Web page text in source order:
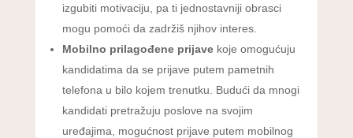
izgubiti motivaciju, pa ti jednostavniji obrasci
mogu pomoći da zadržiš njihov interes.
Mobilno prilagođene prijavekoje omogućuju
kandidatima da se prijave putem pametnih
telefona u bilo kojem trenutku. Budući da mnogi
kandidati pretražuju poslove na svojim
uređajima, mogućnost prijave putem mobilnog